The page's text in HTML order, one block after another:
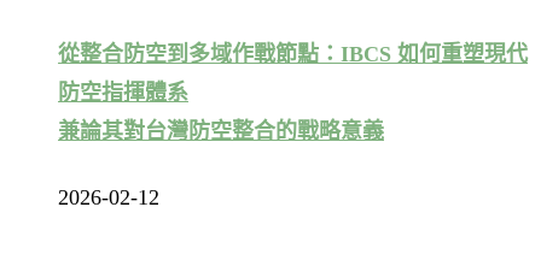
從整合防空到多域作戰節點：IBCS 如何重塑現代
防空指揮體系
兼論其對台灣防空整合的戰略意義
2026-02-12